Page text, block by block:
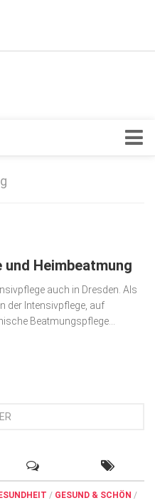
Heimbeatmung
auch in Dresden. Als
der Intensivpflege, auf
Beatmungspflege...
/ GESUND & SCHÖN /